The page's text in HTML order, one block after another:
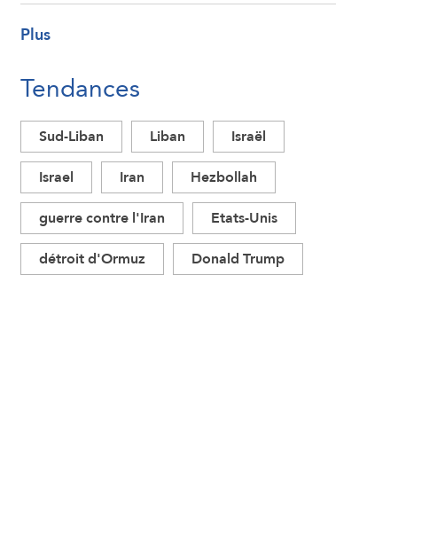
Plus
Tendances
Sud-Liban Liban
Israël
Israel
Iran
Hezbollah
guerre contre l'Iran
Etats-Unis
détroit d'Ormuz
Donald Trump